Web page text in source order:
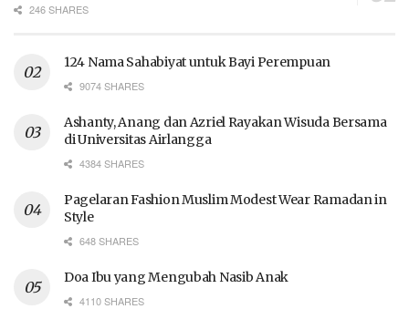
246 SHARES
124 Nama Sahabiyat untuk Bayi Perempuan
9074 SHARES
Ashanty, Anang dan Azriel Rayakan Wisuda Bersama
di Universitas Airlangga
4384 SHARES
Pagelaran Fashion Muslim Modest Wear Ramadan in
Style
648 SHARES
Doa Ibu yang Mengubah Nasib Anak
4110 SHARES